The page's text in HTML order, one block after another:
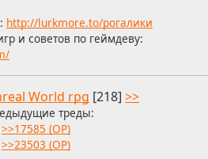
http://lurkmore.to/рогалики
и советов по геймдеву:
World rpg [218] >>
треды:
>>17585 (OP)
>>23503 (OP)